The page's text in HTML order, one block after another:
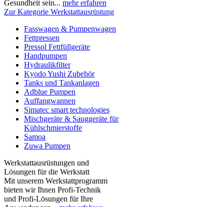
Gesundheit sein... mehr erfahren
Zur Kategorie Werkstattausrüstung
Fasswagen & Pumpenwagen
Fettpressen
Pressol Fettfüllgeräte
Handpumpen
Hydraulikfilter
Kyodo Yushi Zubehör
Tanks und Tankanlagen
Adblue Pumpen
Auffangwannen
Simatec smart technologies
Mischgeräte & Sauggeräte für
Kühlschmierstoffe
Samoa
Zuwa Pumpen
Werkstattausrüstungen und
Lösungen für die Werkstatt
Mit unserem Werkstattprogramm
bieten wir Ihnen Profi-Technik
und Profi-Lösungen für Ihre